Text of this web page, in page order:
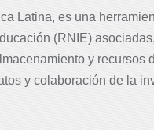
Latina, es una
(RNIE)
y recursos
y colaboración de la